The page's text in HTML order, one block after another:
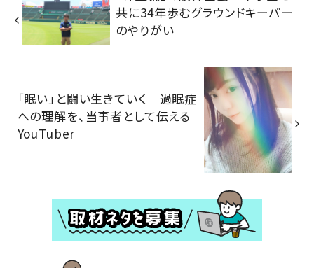
共に34年歩むグラウンドキーパー
のやりがい
「眠い」と闘い生きていく 過眠症
への理解を、当事者として伝える
YouTuber